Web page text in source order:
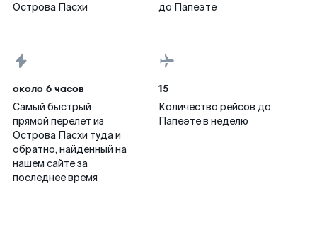
Острова Пасхи
до Папеэте
около 6 часов
Самый быстрый
прямой перелет из
Острова Пасхи туда и
обратно, найденный на
нашем сайте за
последнее время
15
Количество рейсов до
Папеэте в неделю